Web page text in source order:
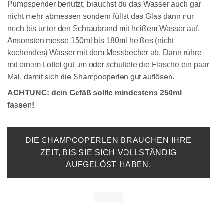
Pumpspender benutzt, brauchst du das Wasser auch gar
nicht mehr abmessen sondern füllst das Glas dann nur
noch bis unter den Schraubrand mit heißem Wasser auf.
Ansonsten messe 150ml bis 180ml heißes (nicht
kochendes) Wasser mit dem Messbecher ab. Dann rühre
mit einem Löffel gut um oder schüttele die Flasche ein paar
Mal, damit sich die Shampooperlen gut auflösen.
ACHTUNG: dein Gefäß sollte mindestens 250ml
fassen!
DIE SHAMPOOPERLEN BRAUCHEN IHRE
ZEIT, BIS SIE SICH VOLLSTÄNDIG
AUFGELÖST HABEN.